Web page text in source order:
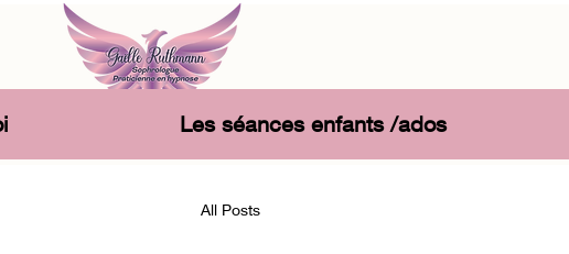
Les séances enfants /ados
All Posts